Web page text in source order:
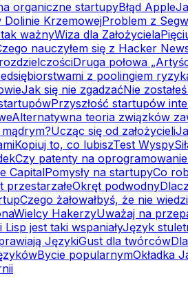
organiczne startupyBłąd Apple
Dolinie KrzemowejProblem z
ważnyWiza dla Założyciela
nauczyłem się z Hacker
Druga połowa
z poolingiem
Jak się nie zgadzaćNie
Przyszłość startupów
Alternatywna teoria związków
Ucząc się od założycieli
Kopiuj to, co lubiszTest Wyspy
Czy patenty na oprogramowanie
CapitalPomysły na startupyCo
przestarzałeOkręt podwodny
Czego żałowałbyś, że nie
Wielcy HakerzyUważaj na
Lisp jest taki wspaniałyJęzyk
JęzykiGust dla twórców
Bycie popularnymOkładka